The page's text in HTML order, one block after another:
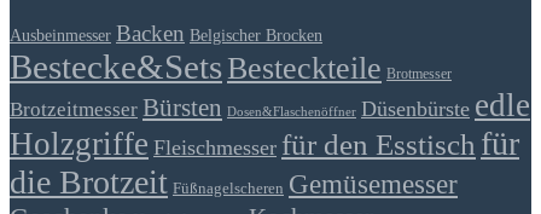
Ausbeinmesser Backen Belgischer Brocken
Bestecke&SetsBesteckteile Brotmesser
Brotzeitmesser Bürsten Dosen&Flaschenöffner Düsenbürste edle
Holzgriffe Fleischmesser für den Esstisch für
die Brotzeit Füßnagelscheren Gemüsemesser